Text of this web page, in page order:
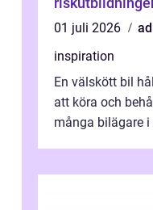
01 juli 2026
inspiration
En välskött bil
att köra och
många bilägare i